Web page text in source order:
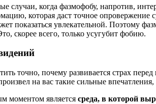
случаи, когда фазмофобу, напротив,
которая даст точное
показаться увлекательной. Поэтому
скорее всего, только усугубит фобию.
точно, почему развивается страх
на вас такие сильные
моментом является среда, в которой